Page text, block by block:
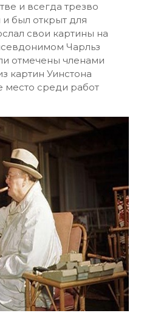
и всегда трезво
был открыт для
свои картины на
Чарльз
отмечены членами
картин Уинстона
место среди работ